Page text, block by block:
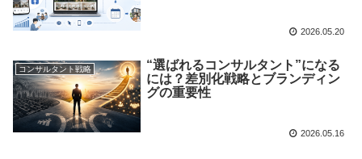
2026.05.20
コンサルタント戦略
“選ばれるコンサルタント”になる
には？差別化戦略とブランディン
グの重要性
2026.05.16